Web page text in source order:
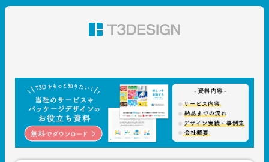
ン 株式会社T3デザイン